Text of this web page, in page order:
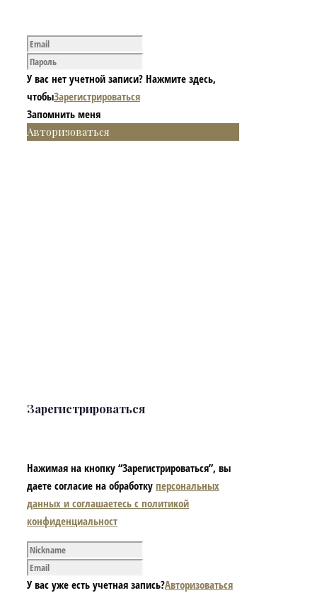
У вас нет учетной записи? Нажмите здесь,
чтобыЗарегистрироваться
Запомнить меня
Авторизоваться
Зарегистрироваться
Нажимая на кнопку “Зарегистрироваться”, вы
даете согласие на обработку персональных
данных и соглашаетесь с политикой
конфиденциальност
У вас уже есть учетная запись?Авторизоваться